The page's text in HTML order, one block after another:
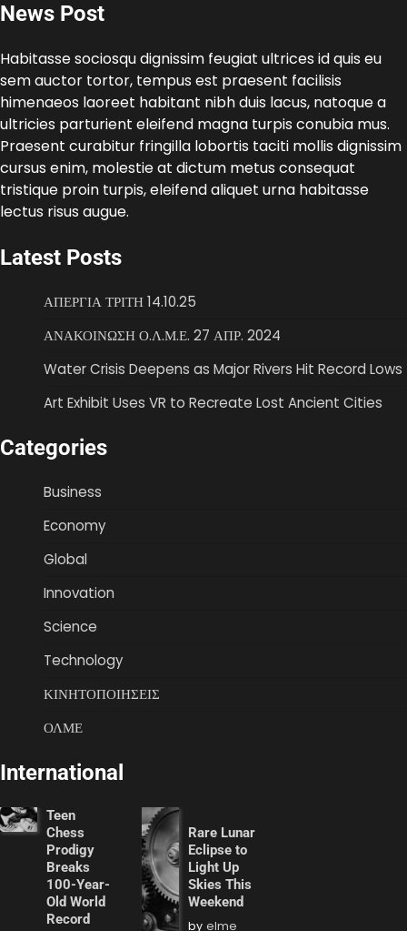
News Post
Habitasse sociosqu dignissim feugiat ultrices id quis eu
sem auctor tortor, tempus est praesent facilisis
himenaeos laoreet habitant nibh duis lacus, natoque a
ultricies parturient eleifend magna turpis conubia mus.
Praesent curabitur fringilla lobortis taciti mollis dignissim
cursus enim, molestie at dictum metus consequat
tristique proin turpis, eleifend aliquet urna habitasse
lectus risus augue.
Latest Posts
ΑΠΕΡΓΙΑ ΤΡΙΤΗ 14.10.25
ΑΝΑΚΟΙΝΩΣΗ Ο.Λ.Μ.Ε. 27 ΑΠΡ. 2024
Water Crisis Deepens as Major Rivers Hit Record Lows
Art Exhibit Uses VR to Recreate Lost Ancient Cities
Categories
Business
Economy
Global
Innovation
Science
Technology
ΚΙΝΗΤΟΠΟΙΗΣΕΙΣ
ΟΛΜΕ
International
Teen
Chess
Prodigy
Breaks
100-Year-
Old World
Record
Rare Lunar
Eclipse to
Light Up
Skies This
Weekend
by elme